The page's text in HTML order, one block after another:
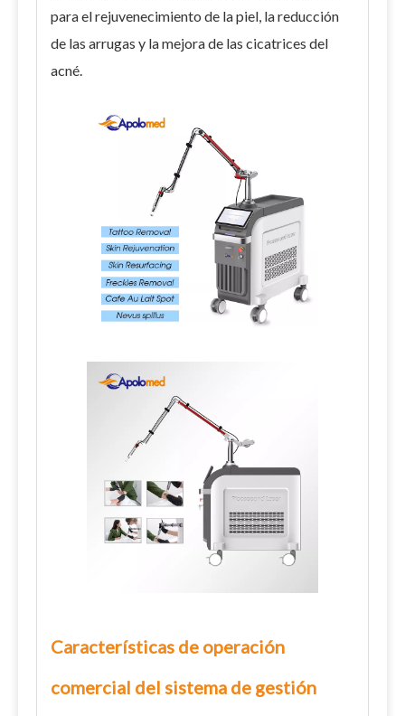
para el rejuvenecimiento de la piel, la reducción
de las arrugas y la mejora de las cicatrices del
acné.
Características de operación
comercial del sistema de gestión